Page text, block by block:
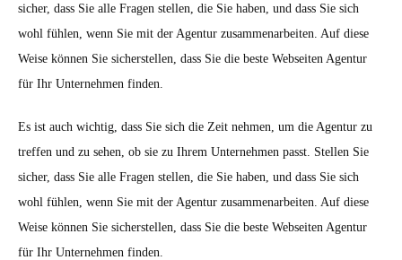
sicher, dass Sie alle Fragen stellen, die Sie haben, und dass Sie sich
wohl fühlen, wenn Sie mit der Agentur zusammenarbeiten. Auf diese
Weise können Sie sicherstellen, dass Sie die beste Webseiten Agentur
für Ihr Unternehmen finden.
Es ist auch wichtig, dass Sie sich die Zeit nehmen, um die Agentur zu
treffen und zu sehen, ob sie zu Ihrem Unternehmen passt. Stellen Sie
sicher, dass Sie alle Fragen stellen, die Sie haben, und dass Sie sich
wohl fühlen, wenn Sie mit der Agentur zusammenarbeiten. Auf diese
Weise können Sie sicherstellen, dass Sie die beste Webseiten Agentur
für Ihr Unternehmen finden.